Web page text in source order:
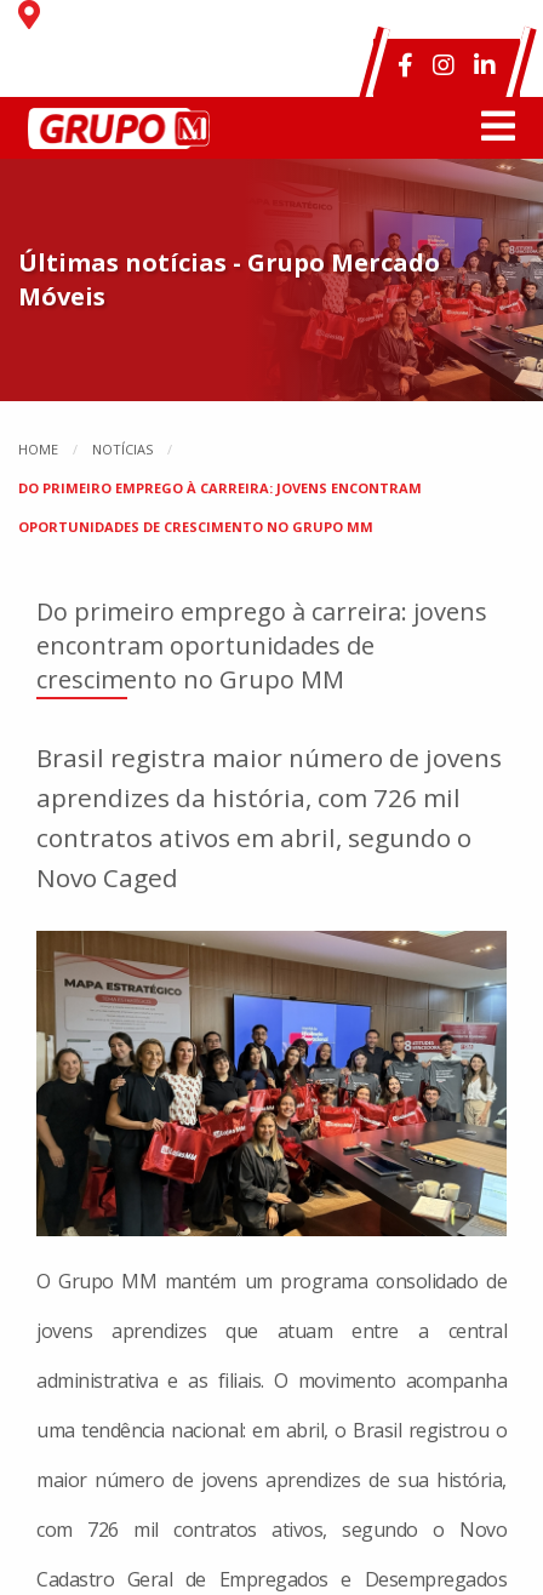
Últimas notícias - Grupo Mercado
Móveis
HOME NOTÍCIAS
DO PRIMEIRO EMPREGO À CARREIRA: JOVENS ENCONTRAM
OPORTUNIDADES DE CRESCIMENTO NO GRUPO MM
Do primeiro emprego à carreira: jovens
encontram oportunidades de
crescimento no Grupo MM
Brasil registra maior número de jovens
aprendizes da história, com 726 mil
contratos ativos em abril, segundo o
Novo Caged
O Grupo MM mantém um programa consolidado de
jovens aprendizes que atuam entre a central
administrativa e as filiais. O movimento acompanha
uma tendência nacional: em abril, o Brasil registrou o
maior número de jovens aprendizes de sua história,
com 726 mil contratos ativos, segundo o Novo
Cadastro Geral de Empregados e Desempregados